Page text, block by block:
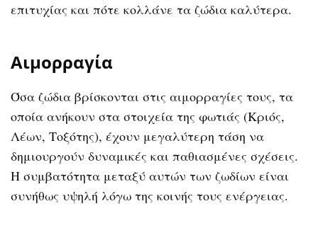
επιτυχίας και πότε κολλάνε τα ζώδια καλύτερα.
Αιμορραγία
Όσα ζώδια βρίσκονται στις αιμορραγίες τους, τα
οποία ανήκουν στα στοιχεία της φωτιάς (Κριός,
Λέων, Τοξότης), έχουν μεγαλύτερη τάση να
δημιουργούν δυναμικές και παθιασμένες σχέσεις.
Η συμβατότητα μεταξύ αυτών των ζωδίων είναι
συνήθως υψηλή λόγω της κοινής τους ενέργειας.